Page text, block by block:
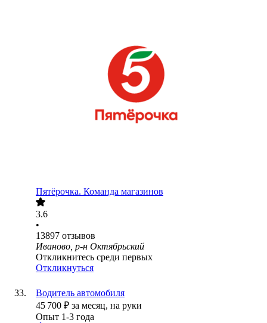
Пятёрочка. Команда магазинов
3.6
•
13897 отзывов
Иваново, р-н Октябрьский
Откликнитесь среди первых
Откликнуться
Водитель автомобиля
45 700 ₽ за месяц, на руки
Опыт 1-3 года